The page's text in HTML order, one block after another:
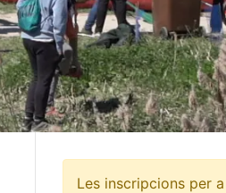
Les inscripcions per